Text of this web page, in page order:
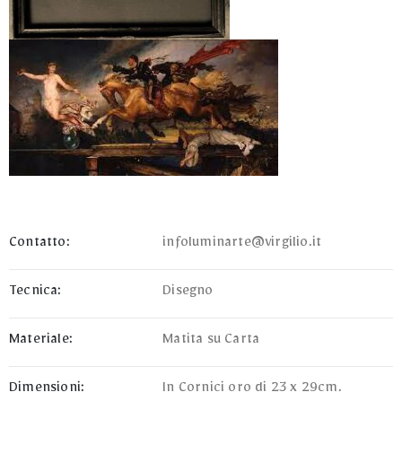
Contatto: infoluminarte@virgilio.it
Tecnica: Disegno
Materiale: Matita su Carta
Dimensioni: In Cornici oro di 23 x 29cm.